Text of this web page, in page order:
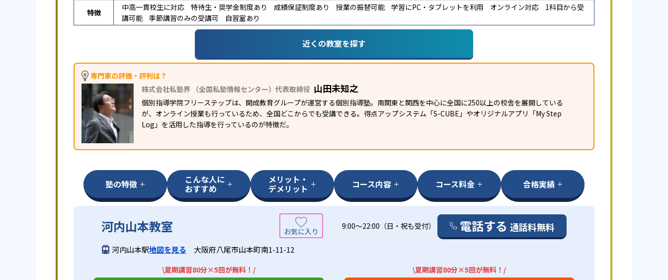
特徴
中高一貫校生に対応 特待生・奨学金制度あり 成績保証制度あり 授業の振替可能 学習にPC・タブレットを利用 オンライン対応
1科目から受
講可能
季節講習のみの受講可 自習室あり
近くの教室を探す
専門家の評価・評判は？
株式会社私塾界 （全国私塾情報センター）代表取締役 山田未知之
個別指導学院フリーステップは、開成教育グループが運営する個別指導塾。南関東と関西を中心に全国に250以上の校舎を展開している
が、オンライン授業も行っているため、全国どこからでも受講できる。得点アップシステム「S-CUBE」やオリジナルアプリ「My Step
Log」を活用した指導を行っているのが特徴だ。
塾の特徴 こんな人に
おすすめ
メリット・
デメリット コース内容 コース料金 合格実績
河内山本教室 9:00～22:00（日・祝も受付） 電話する 通話料無料
河内山本駅地図を見る 大阪府八尾市山本町南1-11-12
\夏期講習80分×5回が無料！/ \夏期講習80分×5回が無料！/